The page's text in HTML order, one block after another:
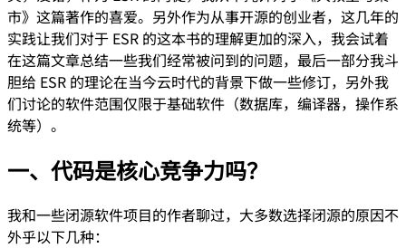
市》这篇著作的喜爱。另外作为从事开源的创业者，这几年的
实践让我们对于 ESR 的这本书的理解更加的深入，我会试着
在这篇文章总结一些我们经常被问到的问题，最后一部分我斗
胆给 ESR 的理论在当今云时代的背景下做一些修订，另外我
们讨论的软件范围仅限于基础软件（数据库，编译器，操作系
统等）。
一、代码是核心竞争力吗？
我和一些闭源软件项目的作者聊过，大多数选择闭源的原因不
外乎以下几种：